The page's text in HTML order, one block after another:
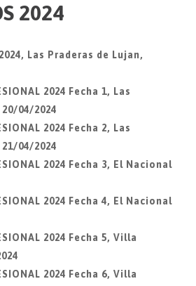
2024
Las Praderas de Lujan,
2024 Fecha 1, Las
04/2024
2024 Fecha 2, Las
04/2024
2024 Fecha 3, El Nacional
2024 Fecha 4, El Nacional
2024 Fecha 5, Villa
2024 Fecha 6, Villa